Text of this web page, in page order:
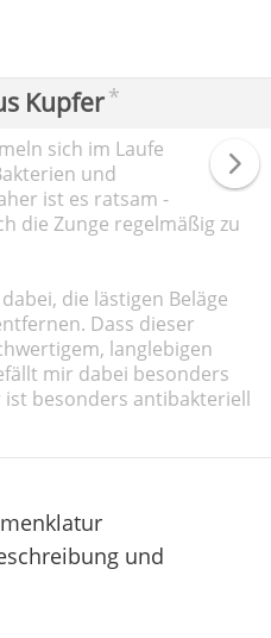
Kupfer*
sich im Laufe
und
ist es ratsam -
die Zunge regelmäßig zu
die lästigen Beläge
Dass dieser
langlebigen
mir dabei besonders
ist besonders antibakteriell
und